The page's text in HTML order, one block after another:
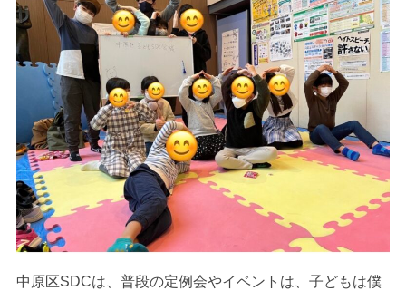
中原区SDCは、普段の定例会やイベントは、子どもは僕